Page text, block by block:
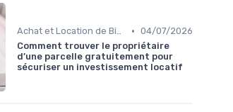
Achat et Location de Biens Immobiliers • 04/07/2026
Comment trouver le propriétaire
d’une parcelle gratuitement pour
sécuriser un investissement locatif